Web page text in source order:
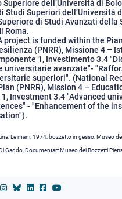
Superiore dell’Università di
Studi Superiori dell’Università
di Studi Avanzati della
Roma.
project is funded within the
(PNRR), Missione 4 –
1, Investimento 3.4
universitarie avanzate"-
superiori". (National
(PNRR), Mission 4 –
Investment 3.4 "Advanced
- "Enhancement of the
Le mani, 1974, bozzetto in gesso, Museo
Gaddo, Documentart Museo dei Bozzetti